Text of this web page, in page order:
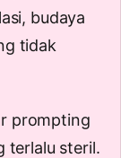
budaya
tidak
prompting
terlalu steril.